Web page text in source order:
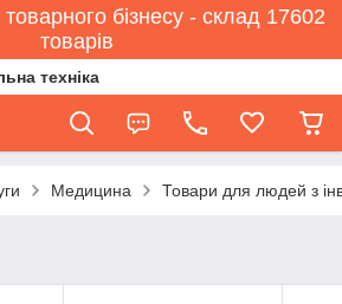
бізнесу - склад 17602
товарів
техніка
Медицина Товари для людей з